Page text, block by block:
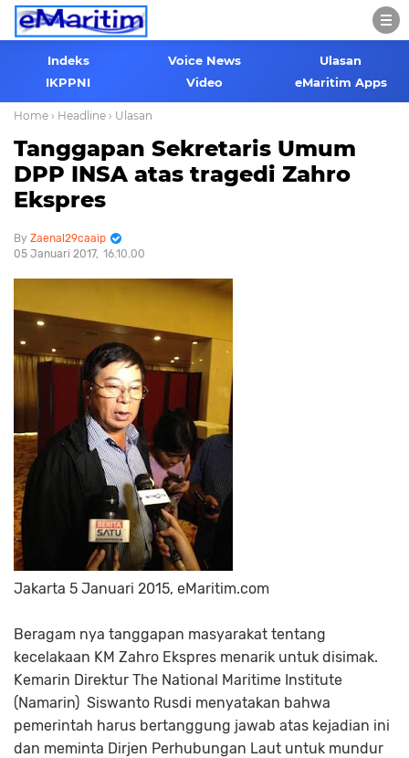
Indeks Voice News
Ulasan
IKPPNI
Video eMaritim Apps
Home › Headline › Ulasan
Tanggapan Sekretaris Umum
DPP INSA atas tragedi Zahro
Ekspres
Zaenal29caaip
05 Januari 2017 16.10.00
Jakarta 5 Januari 2015, eMaritim.com
Beragam nya tanggapan masyarakat tentang
kecelakaan KM Zahro Ekspres menarik untuk disimak.
Kemarin Direktur The National Maritime Institute
(Namarin) Siswanto Rusdi menyatakan bahwa
pemerintah harus bertanggung jawab atas kejadian ini
dan meminta Dirjen Perhubungan Laut untuk mundur